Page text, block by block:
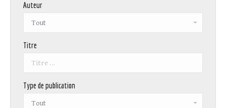
Auteur
Titre
Type de publication